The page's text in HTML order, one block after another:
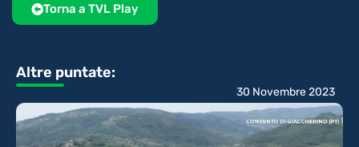
Torna a TVL Play
Altre puntate:
30 Novembre 2023